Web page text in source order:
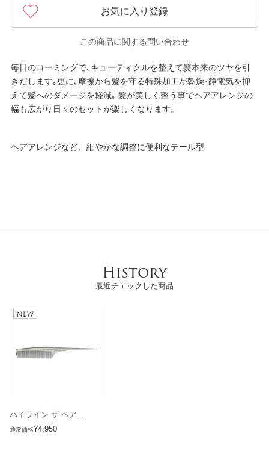
お気に入り登録
この商品に関する問い合わせ
毎日のコーミングで､キューティクルを整えて髪本来のツヤを引
きだします｡更に､摩擦から髪を守る特殊加工が乾燥･静電気を抑
えて髪へのダメージを軽減｡ 髪が美しく整う事でヘアアレンジの
幅も広がり日々のセットが楽しくなります。
ヘアアレンジなど、細やかな調整に便利なテール型
History
最近チェックした商品
ハイライン ザ ヘア...
通常価格¥4,950